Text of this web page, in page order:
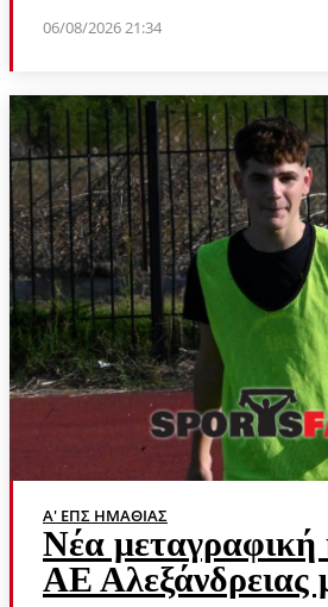
06/08/2026 21:34
Α' ΕΠΣ ΗΜΑΘΊΑΣ
Νέα μεταγραφική
ΑΕ